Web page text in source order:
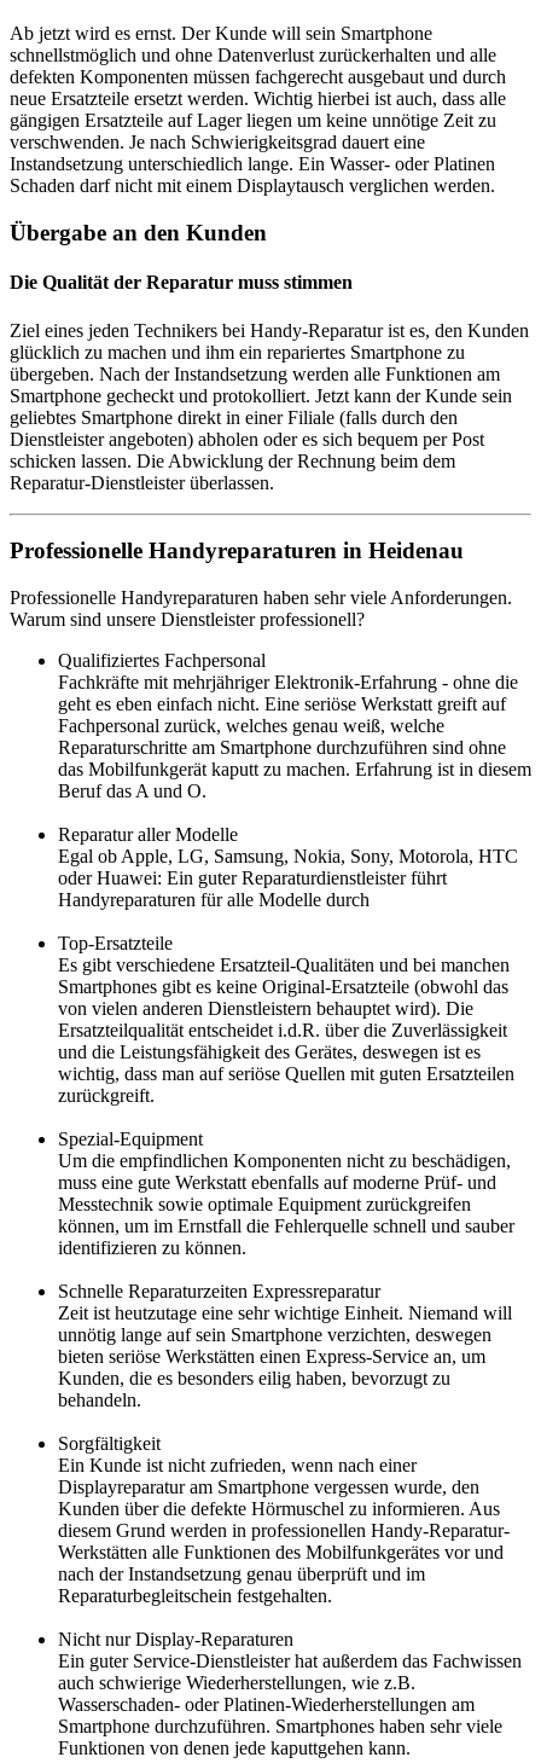
Ab jetzt wird es ernst. Der Kunde will sein Smartphone
schnellstmöglich und ohne Datenverlust zurückerhalten und alle
defekten Komponenten müssen fachgerecht ausgebaut und durch
neue Ersatzteile ersetzt werden. Wichtig hierbei ist auch, dass alle
gängigen Ersatzteile auf Lager liegen um keine unnötige Zeit zu
verschwenden. Je nach Schwierigkeitsgrad dauert eine
Instandsetzung unterschiedlich lange. Ein Wasser- oder Platinen
Schaden darf nicht mit einem Displaytausch verglichen werden.
Übergabe an den Kunden
Die Qualität der Reparatur muss stimmen
Ziel eines jeden Technikers bei Handy-Reparatur ist es, den Kunden
glücklich zu machen und ihm ein repariertes Smartphone zu
übergeben. Nach der Instandsetzung werden alle Funktionen am
Smartphone gecheckt und protokolliert. Jetzt kann der Kunde sein
geliebtes Smartphone direkt in einer Filiale (falls durch den
Dienstleister angeboten) abholen oder es sich bequem per Post
schicken lassen. Die Abwicklung der Rechnung beim dem
Reparatur-Dienstleister überlassen.
Professionelle Handyreparaturen in Heidenau
Professionelle Handyreparaturen haben sehr viele Anforderungen.
Warum sind unsere Dienstleister professionell?
Qualifiziertes Fachpersonal
Fachkräfte mit mehrjähriger Elektronik-Erfahrung - ohne die
geht es eben einfach nicht. Eine seriöse Werkstatt greift auf
Fachpersonal zurück, welches genau weiß, welche
Reparaturschritte am Smartphone durchzuführen sind ohne
das Mobilfunkgerät kaputt zu machen. Erfahrung ist in diesem
Beruf das A und O.
Reparatur aller Modelle
Egal ob Apple, LG, Samsung, Nokia, Sony, Motorola, HTC
oder Huawei: Ein guter Reparaturdienstleister führt
Handyreparaturen für alle Modelle durch
Top-Ersatzteile
Es gibt verschiedene Ersatzteil-Qualitäten und bei manchen
Smartphones gibt es keine Original-Ersatzteile (obwohl das
von vielen anderen Dienstleistern behauptet wird). Die
Ersatzteilqualität entscheidet i.d.R. über die Zuverlässigkeit
und die Leistungsfähigkeit des Gerätes, deswegen ist es
wichtig, dass man auf seriöse Quellen mit guten Ersatzteilen
zurückgreift.
Spezial-Equipment
Um die empfindlichen Komponenten nicht zu beschädigen,
muss eine gute Werkstatt ebenfalls auf moderne Prüf- und
Messtechnik sowie optimale Equipment zurückgreifen
können, um im Ernstfall die Fehlerquelle schnell und sauber
identifizieren zu können.
Schnelle Reparaturzeiten Expressreparatur
Zeit ist heutzutage eine sehr wichtige Einheit. Niemand will
unnötig lange auf sein Smartphone verzichten, deswegen
bieten seriöse Werkstätten einen Express-Service an, um
Kunden, die es besonders eilig haben, bevorzugt zu
behandeln.
Sorgfältigkeit
Ein Kunde ist nicht zufrieden, wenn nach einer
Displayreparatur am Smartphone vergessen wurde, den
Kunden über die defekte Hörmuschel zu informieren. Aus
diesem Grund werden in professionellen Handy-Reparatur-
Werkstätten alle Funktionen des Mobilfunkgerätes vor und
nach der Instandsetzung genau überprüft und im
Reparaturbegleitschein festgehalten.
Nicht nur Display-Reparaturen
Ein guter Service-Dienstleister hat außerdem das Fachwissen
auch schwierige Wiederherstellungen, wie z.B.
Wasserschaden- oder Platinen-Wiederherstellungen am
Smartphone durchzuführen. Smartphones haben sehr viele
Funktionen von denen jede kaputtgehen kann.